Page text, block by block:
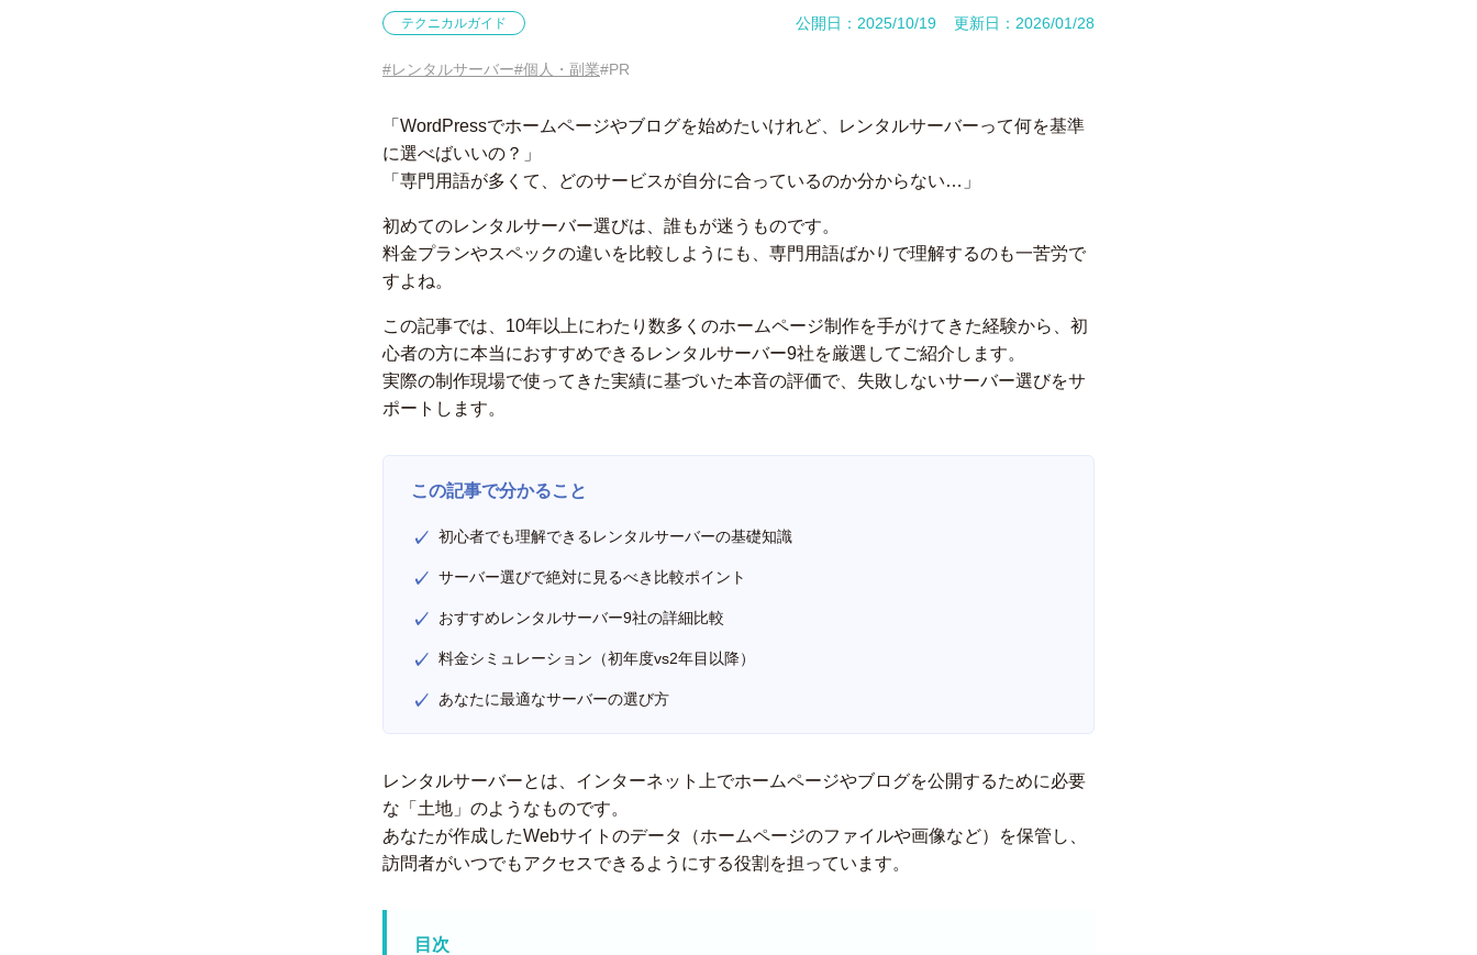
テクニカルガイド 公開日：2025/10/19 更新日：2026/01/28
#レンタルサーバー#個人・副業#PR
「WordPressでホームページやブログを始めたいけれど、レンタルサーバーって何を基準
に選べばいいの？」
「専門用語が多くて、どのサービスが自分に合っているのか分からない…」
初めてのレンタルサーバー選びは、誰もが迷うものです。
料金プランやスペックの違いを比較しようにも、専門用語ばかりで理解するのも一苦労で
すよね。
この記事では、10年以上にわたり数多くのホームページ制作を手がけてきた経験から、初
心者の方に本当におすすめできるレンタルサーバー9社を厳選してご紹介します。
実際の制作現場で使ってきた実績に基づいた本音の評価で、失敗しないサーバー選びをサ
ポートします。
この記事で分かること
初心者でも理解できるレンタルサーバーの基礎知識
サーバー選びで絶対に見るべき比較ポイント
おすすめレンタルサーバー9社の詳細比較
料金シミュレーション（初年度vs2年目以降）
あなたに最適なサーバーの選び方
レンタルサーバーとは、インターネット上でホームページやブログを公開するために必要
な「土地」のようなものです。
あなたが作成したWebサイトのデータ（ホームページのファイルや画像など）を保管し、
訪問者がいつでもアクセスできるようにする役割を担っています。
目次